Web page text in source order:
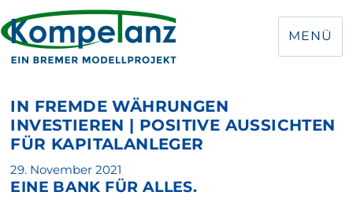
MENÜ
IN FREMDE WÄHRUNGEN
INVESTIEREN | POSITIVE AUSSICHTEN
FÜR KAPITALANLEGER
Veröffentlicht
am
29. November 2021
EINE BANK FÜR ALLES.